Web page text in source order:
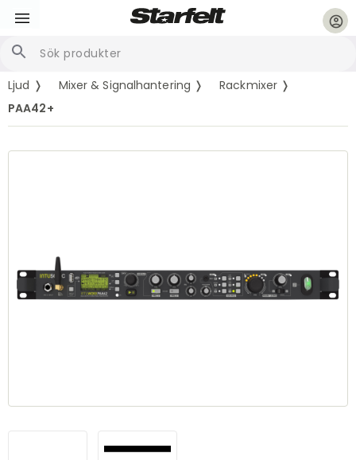
account_circle
Ljud ❭ Mixer & Signalhantering ❭
Rackmixer ❭
PAA42+